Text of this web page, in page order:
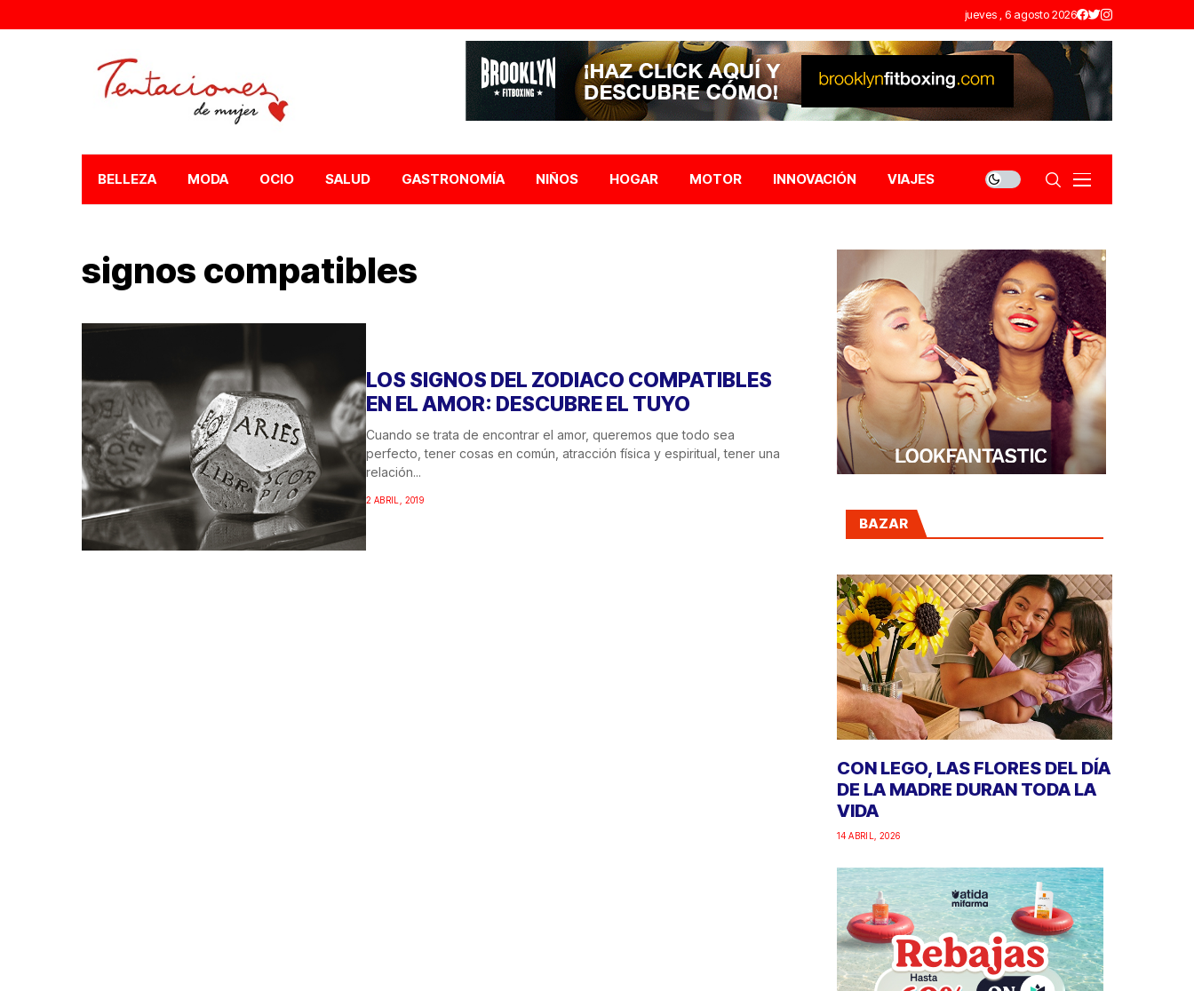
jueves , 6 agosto 2026
BELLEZA MODA OCIO SALUD GASTRONOMÍA NIÑOS HOGAR MOTOR INNOVACIÓN VIAJES
signos compatibles
LOS SIGNOS DEL ZODIACO COMPATIBLES
EN EL AMOR: DESCUBRE EL TUYO
Cuando se trata de encontrar el amor, queremos que todo sea
perfecto, tener cosas en común, atracción física y espiritual, tener una
relación...
2 ABRIL, 2019
BAZAR
CON LEGO, LAS FLORES DEL DÍA
DE LA MADRE DURAN TODA LA
VIDA
14 ABRIL, 2026